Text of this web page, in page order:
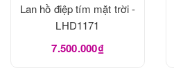
Lan hồ điệp tím mặt trời -
LHD1171
7.500.000₫